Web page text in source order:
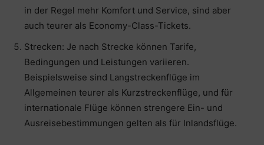
in der Regel mehr Komfort und Service, sind aber
auch teurer als Economy-Class-Tickets.
Strecken: Je nach Strecke können Tarife,
Bedingungen und Leistungen variieren.
Beispielsweise sind Langstreckenflüge im
Allgemeinen teurer als Kurzstreckenflüge, und für
internationale Flüge können strengere Ein- und
Ausreisebestimmungen gelten als für Inlandsflüge.